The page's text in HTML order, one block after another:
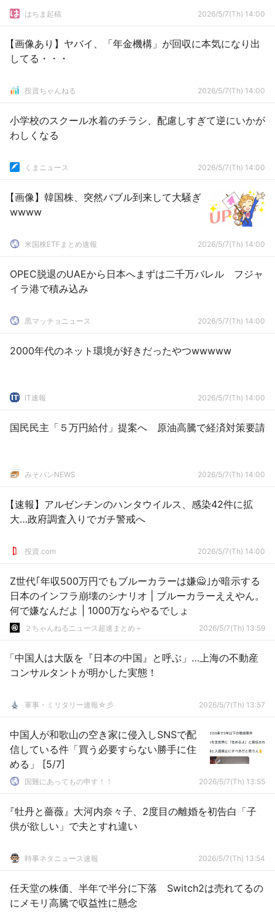
はちま起稿 2026/5/7(Th) 14:00
【画像あり】ヤバイ、「年金機構」が回収に本気になり出
してる・・・
投資ちゃんねる 2026/5/7(Th) 14:00
小学校のスクール水着のチラシ、配慮しすぎて逆にいかが
わしくなる
くまニュース 2026/5/7(Th) 14:00
【画像】韓国株、突然バブル到来して大騒ぎ
wwww
米国株ETFまとめ速報 2026/5/7(Th) 14:00
OPEC脱退のUAEから日本へまずは二千万バレル フジャ
イラ港で積み込み
黒マッチョニュース 2026/5/7(Th) 14:00
2000年代のネット環境が好きだったやつwwwww
IT速報 2026/5/7(Th) 14:00
国民民主「５万円給付」提案へ 原油高騰で経済対策要請
みそパンNEWS 2026/5/7(Th) 14:00
【速報】アルゼンチンのハンタウイルス、感染42件に拡
大…政府調査入りでガチ警戒へ
投資.com 2026/5/7(Th) 14:00
Z世代｢年収500万円でもブルーカラーは嫌🙅｣が暗示する
日本のインフラ崩壊のシナリオ | ブルーカラーええやん。
何で嫌なんだよ | 1000万ならやるでしょ
２ちゃんねるニュース超速まとめ＋ 2026/5/7(Th) 13:59
「中国人は大阪を『日本の中国』と呼ぶ」…上海の不動産
コンサルタントが明かした実態！
軍事・ミリタリー速報☆彡 2026/5/7(Th) 13:57
中国人が和歌山の空き家に侵入しSNSで配
信している件「買う必要すらない勝手に住
める」 [5/7]
国難にあってもの申す！！ 2026/5/7(Th) 13:55
『牡丹と薔薇』大河内奈々子、2度目の離婚を初告白「子
供が欲しい」で夫とすれ違い
時事ネタニュース速報 2026/5/7(Th) 13:54
任天堂の株価、半年で半分に下落 Switch2は売れてるの
にメモリ高騰で収益性に懸念